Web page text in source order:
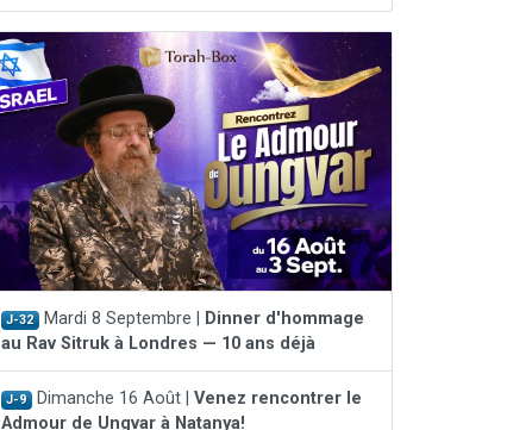
J-32 Mardi 8 Septembre |
Dinner d'hommage
au Rav Sitruk à Londres — 10 ans déjà
J-9 Dimanche 16 Août | Venez rencontrer le
Admour de Ungvar à Natanya!